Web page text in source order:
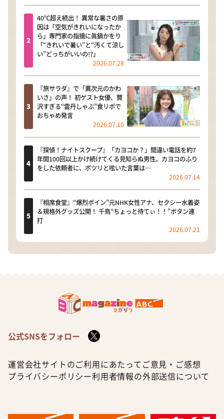
40℃超え続出！ 異常な暑さの原
因は「空気がきれいになったか
ら」専門家の指摘に眞鍋かをり
「“きれいで暑い”と“汚くて涼し
い”どっちがいいの!?」
2026.07.28
『旅サラダ』で「異次元のかわ
いさ」の声！ 初ゲスト女優、贅
沢すぎる“雲丹しゃぶ”食リポで
おちゃめ発言
2026.07.10
『探偵！ナイトスクープ』「カヨコか？」間違い電話を約7
年間100回以上かけ続けてくる見知らぬ男性。カヨコのふり
をした依頼者に、ポツリと呟いた言葉は…
2026.07.14
『相席食堂』“爆烈ボイン”元NHK女性アナ、セクシー水着姿
＆規格外グッズ公開！ 千鳥“ちょっと待てぃ！！”ボタン連
打
2026.07.21
公式SNSをフォロー
運営会社サイトのご利用にあたって ご意見・ご感想
プライバシーポリシー利用者情報の外部送信について